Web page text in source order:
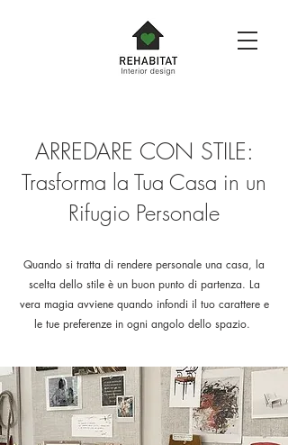
ARREDARE CON STILE:
Trasforma la Tua Casa in un
Rifugio Personale
Quando si tratta di rendere personale una casa, la
scelta dello stile è un buon punto di partenza. La
vera magia avviene quando infondi il tuo carattere e
le tue preferenze in ogni angolo dello spazio.